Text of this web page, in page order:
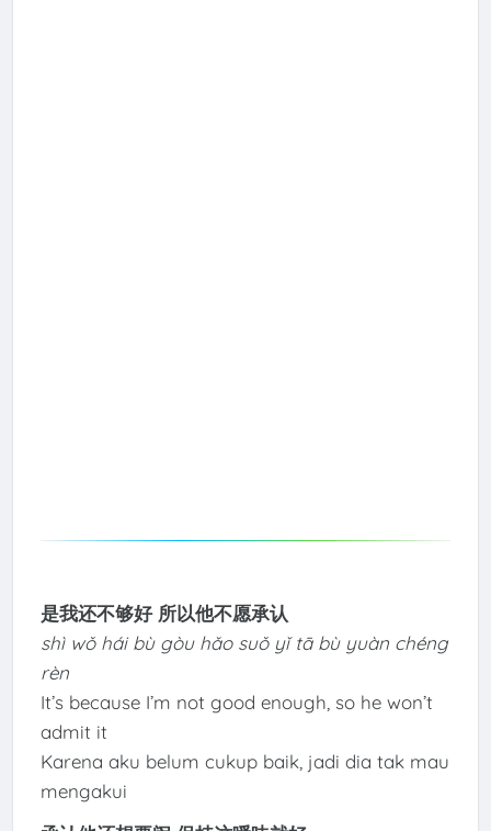
是我还不够好 所以他不愿承认
shì wǒ hái bù gòu hǎo suǒ yǐ tā bù yuàn chéng
rèn
It’s because I’m not good enough, so he won’t
admit it
Karena aku belum cukup baik, jadi dia tak mau
mengakui